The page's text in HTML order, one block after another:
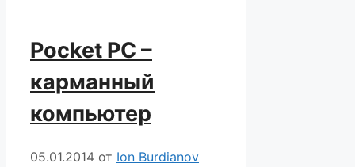
Pocket PC –
карманный
компьютер
05.01.2014 от Ion Burdianov